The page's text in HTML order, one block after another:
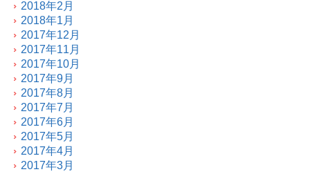
2018年2月
2018年1月
2017年12月
2017年11月
2017年10月
2017年9月
2017年8月
2017年7月
2017年6月
2017年5月
2017年4月
2017年3月